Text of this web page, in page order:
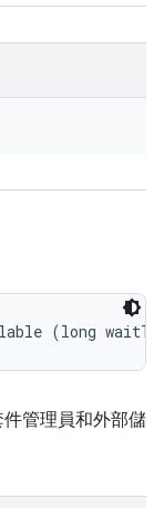
(long
管理員和外部儲